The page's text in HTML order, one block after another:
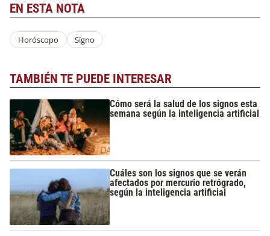
EN ESTA NOTA
Horóscopo Signo
TAMBIÉN TE PUEDE INTERESAR
Cómo será la salud de los signos esta
semana según la inteligencia artificial
Cuáles son los signos que se verán
afectados por mercurio retrógrado,
según la inteligencia artificial